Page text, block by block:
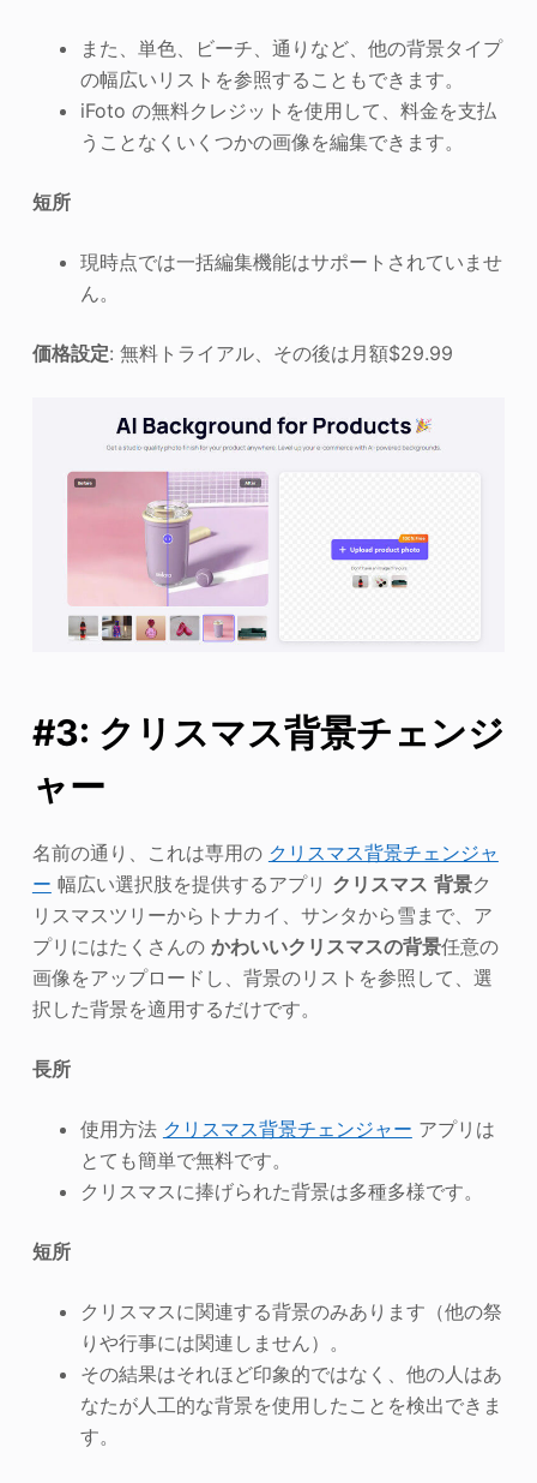
また、単色、ビーチ、通りなど、他の背景タイプ
の幅広いリストを参照することもできます。
iFoto の無料クレジットを使用して、料金を支払
うことなくいくつかの画像を編集できます。
短所
現時点では一括編集機能はサポートされていませ
ん。
価格設定: 無料トライアル、その後は月額$29.99
#3: クリスマス背景チェンジ
ャー
名前の通り、これは専用の クリスマス背景チェンジャ
ー 幅広い選択肢を提供するアプリ クリスマス 背景ク
リスマスツリーからトナカイ、サンタから雪まで、ア
プリにはたくさんの かわいいクリスマスの背景任意の
画像をアップロードし、背景のリストを参照して、選
択した背景を適用するだけです。
長所
使用方法 クリスマス背景チェンジャー アプリは
とても簡単で無料です。
クリスマスに捧げられた背景は多種多様です。
短所
クリスマスに関連する背景のみあります（他の祭
りや行事には関連しません）。
その結果はそれほど印象的ではなく、他の人はあ
なたが人工的な背景を使用したことを検出できま
す。